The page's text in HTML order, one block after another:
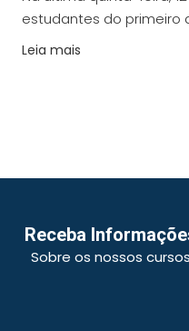
estudantes do primeiro
Leia mais
Receba
Sobre os nossos cursos